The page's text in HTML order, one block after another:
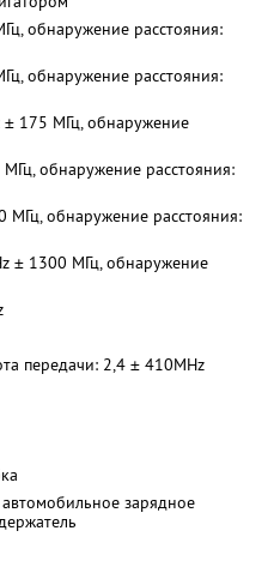
обнаружение расстояния:
обнаружение расстояния:
± 175 МГц, обнаружение
обнаружение расстояния:
МГц, обнаружение расстояния:
± 1300 МГц, обнаружение
передачи: 2,4 ± 410MHz
зарядное